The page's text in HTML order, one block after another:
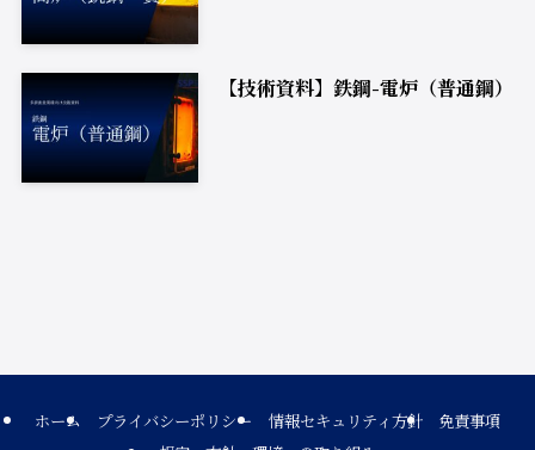
【技術資料】鉄鋼-電炉（普通鋼）
ホーム プライバシーポリシー 情報セキュリティ方針
免責事項